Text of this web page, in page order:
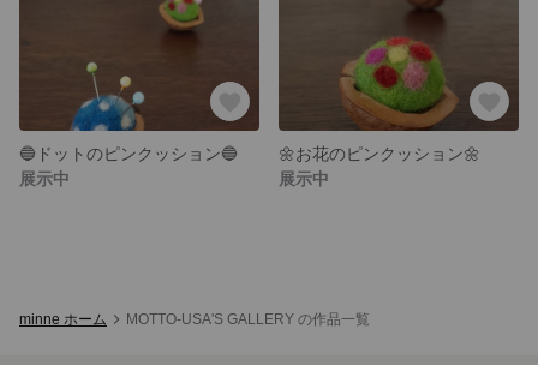
🔵ドットのピンクッション🔵
展示中
🌼お花のピンクッション🌼
展示中
minne ホーム MOTTO-USA'S GALLERY の作品一覧